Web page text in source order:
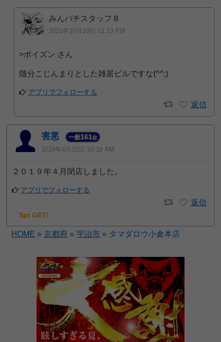
みんパチスタッフ８
2021年10月10日 11:13 PM
>ポイズン さん
随分こじんまりとした雑居ビルですな(^^;)
アプリでフォローする
返信
害悪 一般161位
2019年4月22日 10:18 AM
２０１９年４月閉店しました。
アプリでフォローする
返信
5pt GET!
HOME » 京都府 » 宇治市 » タマダロウ小倉本店